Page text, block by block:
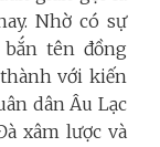
Nhờ có sự
tên đồng
với kiến
dân Âu Lạc
xâm lược và